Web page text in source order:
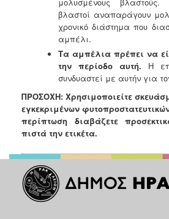
μολυσμένους βλαστούς.
βλαστοί αναπαράγουν
χρονικό διάστημα που
αμπέλι.
Τα αμπέλια πρέπει να
την περίοδο αυτή. Η
συνδυαστεί με αυτήν για
ΠΡΟΣΟΧΗ: Χρησιμοποιείτε
εγκεκριμένων
περίπτωση διαβάζετε
πιστά την ετικέτα.